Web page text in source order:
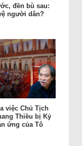
đền bù sau:
người dân?
việc Chủ Tịch
Thiều bị Kỷ
ứng của Tô